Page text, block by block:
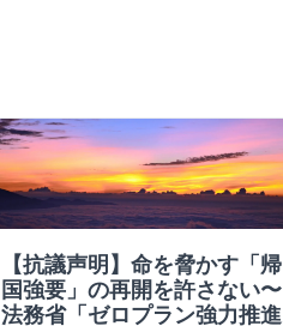
【抗議声明】命を脅かす「帰
国強要」の再開を許さない〜
法務省「ゼロプラン強力推進